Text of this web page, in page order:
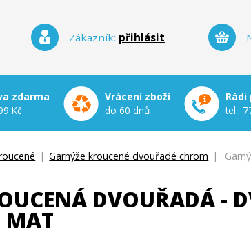
Zákazník: přihlásit
zdarma
Kč
Vrácení zboží
do 60 dnů
Rádi
tel.:
| Garnýže kroucené dvouřadé chrom |
DVOUŘADÁ -
MAT